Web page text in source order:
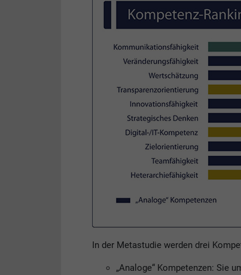
In der Metastudie werden drei
„Analoge“ Kompetenzen: Sie